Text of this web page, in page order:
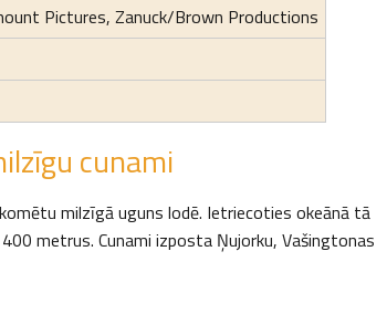
Pictures, Zanuck/Brown Productions
cunami
milzīgā uguns lodē. Ietriecoties okeānā tā
metrus. Cunami izposta Ņujorku, Vašingtonas